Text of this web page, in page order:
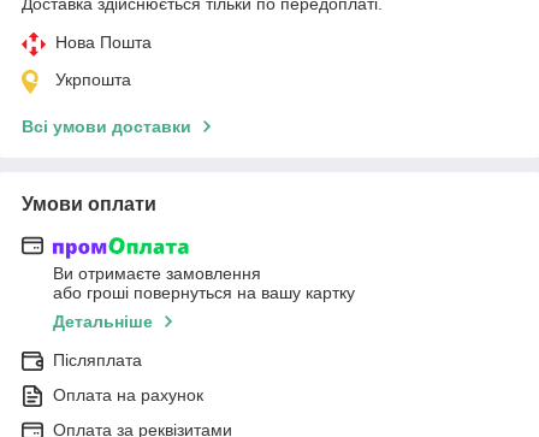
Нова Пошта
Укрпошта
Всі умови доставки
Умови оплати
Ви отримаєте замовлення
або гроші повернуться на вашу картку
Детальніше
Післяплата
Оплата на рахунок
Оплата за реквізитами